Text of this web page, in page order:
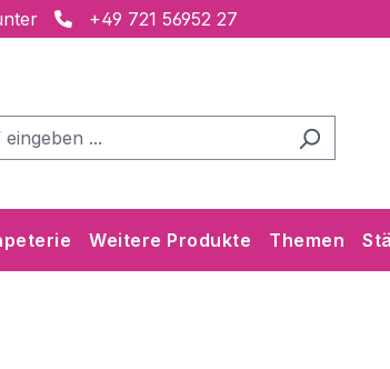
+49 721 56952 27
Weitere Produkte Themen